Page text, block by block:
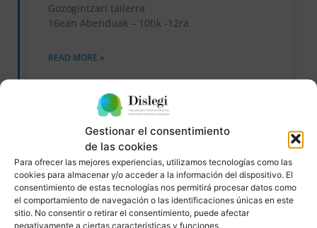
Gestionar el consentimiento
de las cookies
Para ofrecer las mejores experiencias, utilizamos tecnologías como las
cookies para almacenar y/o acceder a la información del dispositivo. El
consentimiento de estas tecnologías nos permitirá procesar datos como
el comportamiento de navegación o las identificaciones únicas en este
sitio. No consentir o retirar el consentimiento, puede afectar
negativamente a ciertas características y funciones.
Gozogintzari tailerra
16ean Abenduak – 10tik -12ra
READ MORE »
No Comments
EKITALDIAK